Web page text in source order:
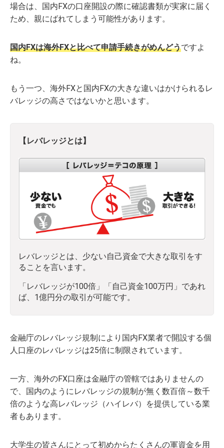
場合は、国内FXの口座開設の際に確認書類が実家に届く
ため、親にばれてしまう可能性があります。
国内FXは海外FXと比べて申請手続きがめんどうですよ
ね。
もう一つ、海外FXと国内FXの大きな違いはかけられるレ
バレッジの高さではないかと思います。
【レバレッジとは】
レバレッジとは、少ない自己資金で大きな取引をす
ることを言います。
「レバレッジが100倍」「自己資金100万円」であれ
ば、1億円分の取引が可能です。
金融庁のレバレッジ規制により国内FX業者で開設する個
人口座のレバレッジは25倍に制限されています。
一方、海外のFX口座は金融庁の管轄ではありませんの
で、国内のようにレバレッジの規制が無く数百倍～数千
倍のような高レバレッジ（ハイレバ）を提供している業
者もあります。
大学生の皆さんにとって初めからたくさんの軍資金を用